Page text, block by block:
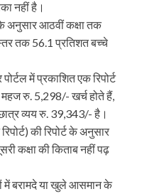
नहीं है।
अनुसार आठवीं कक्षा तक
तक 56.1 प्रतिशत बच्चे
में प्रकाशित एक रिपोर्ट
महज रु. 5,298/- खर्च होते हैं,
व्यय रु. 39,343/- है।
की रिपोर्ट के अनुसार
कक्षा की किताब नहीं पढ़
में बरामदे या खुले आसमान के